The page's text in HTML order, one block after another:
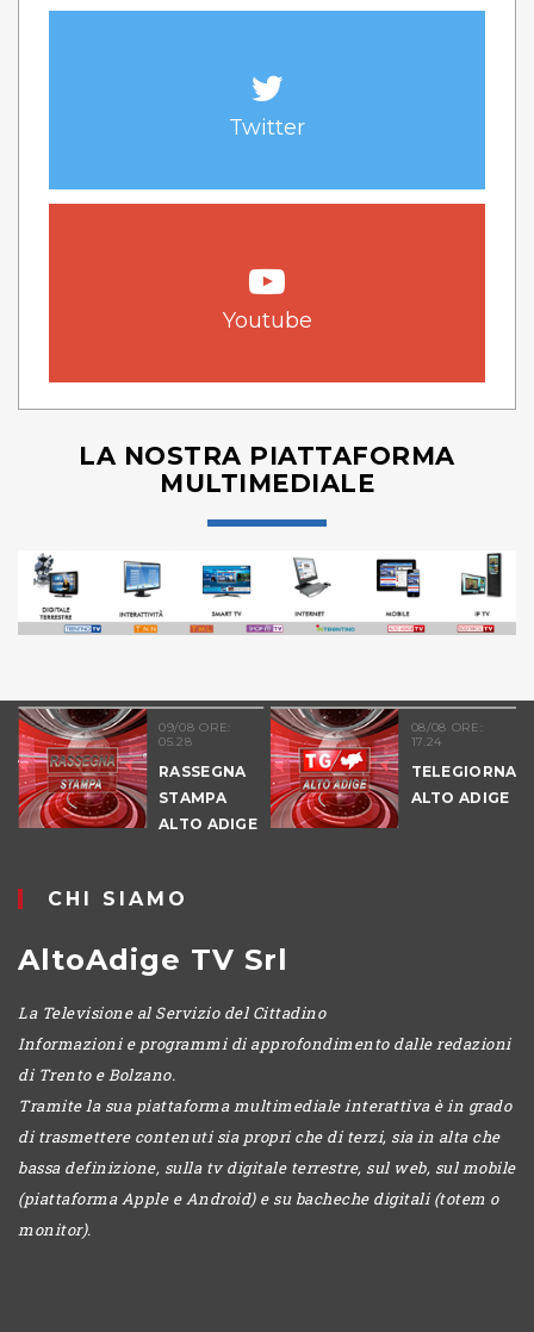
Twitter
Youtube
LA NOSTRA PIATTAFORMA
MULTIMEDIALE
09/08 ORE:
05.28
RASSEGNA
STAMPA
ALTO ADIGE
08/08 ORE:
17.24
TELEGIORNALE
ALTO ADIGE
CHI SIAMO
AltoAdige TV Srl
La Televisione al Servizio del Cittadino
Informazioni e programmi di approfondimento dalle redazioni
di Trento e Bolzano.
Tramite la sua piattaforma multimediale interattiva è in grado
di trasmettere contenuti sia propri che di terzi, sia in alta che
bassa definizione, sulla tv digitale terrestre, sul web, sul mobile
(piattaforma Apple e Android) e su bacheche digitali (totem o
monitor).